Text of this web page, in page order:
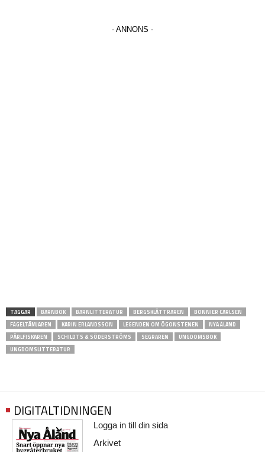
TAGGAR BARNBOK BARNLITTERATUR BERGSKLÄTTRAREN
BONNIER CARLSEN
FÅGELTÄMJAREN
KARIN ERLANDSSON LEGENDEN OM ÖGONSTENEN
NYA ÅLAND
PÄRLFISKAREN
SCHILDTS & SÖDERSTRÖMS SEGRAREN
UNGDOMSBOK
UNGDOMSLITTERATUR
DIGITALTIDNINGEN
Logga in till din sida
Arkivet